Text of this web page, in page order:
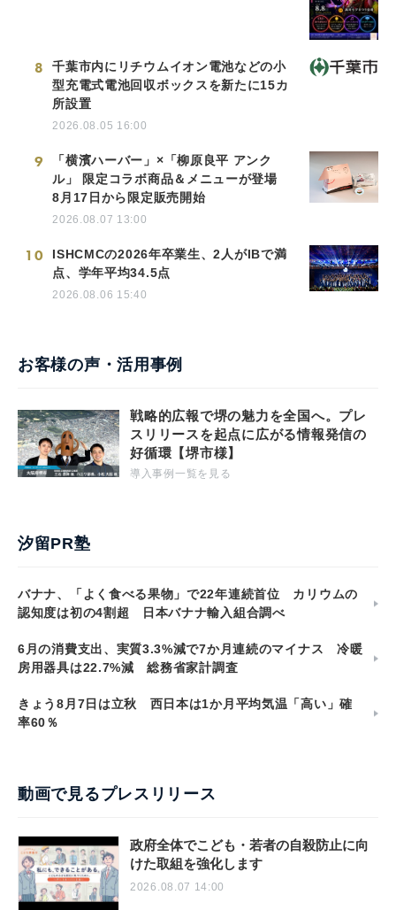
8
千葉市内にリチウムイオン電池などの小
型充電式電池回収ボックスを新たに15カ
所設置
2026.08.05 16:00
9
「横濱ハーバー」×「柳原良平 アンク
ル」 限定コラボ商品＆メニューが登場
8月17日から限定販売開始
2026.08.07 13:00
10
ISHCMCの2026年卒業生、2人がIBで満
点、学年平均34.5点
2026.08.06 15:40
お客様の声・活用事例
戦略的広報で堺の魅力を全国へ。プレ
スリリースを起点に広がる情報発信の
好循環【堺市様】
導入事例一覧を見る
汐留PR塾
バナナ、「よく食べる果物」で22年連続首位 カリウムの
認知度は初の4割超 日本バナナ輸入組合調べ
6月の消費支出、実質3.3%減で7か月連続のマイナス 冷暖
房用器具は22.7%減 総務省家計調査
きょう8月7日は立秋 西日本は1か月平均気温「高い」確
率60％
動画で見るプレスリリース
政府全体でこども・若者の自殺防止に向
けた取組を強化します
2026.08.07 14:00